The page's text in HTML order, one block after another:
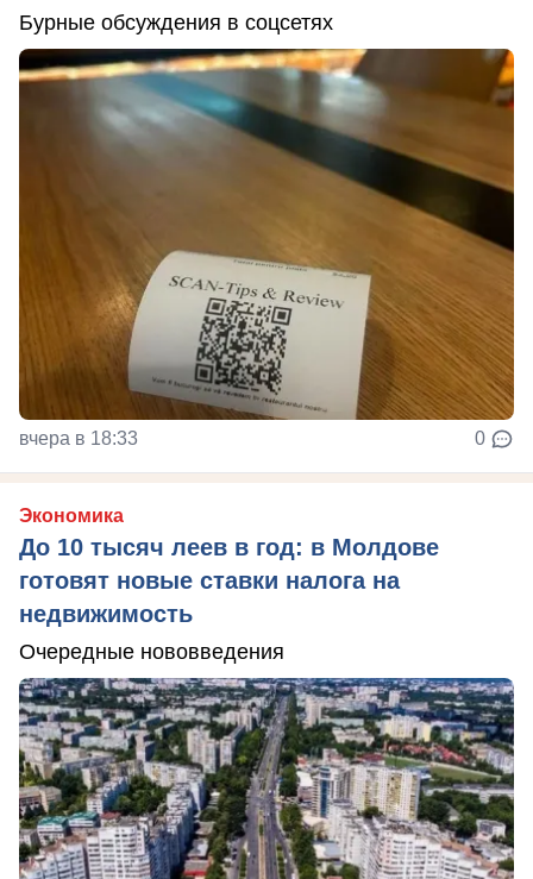
Бурные обсуждения в соцсетях
вчера в 18:33 0
Экономика
До 10 тысяч леев в год: в Молдове
готовят новые ставки налога на
недвижимость
Очередные нововведения